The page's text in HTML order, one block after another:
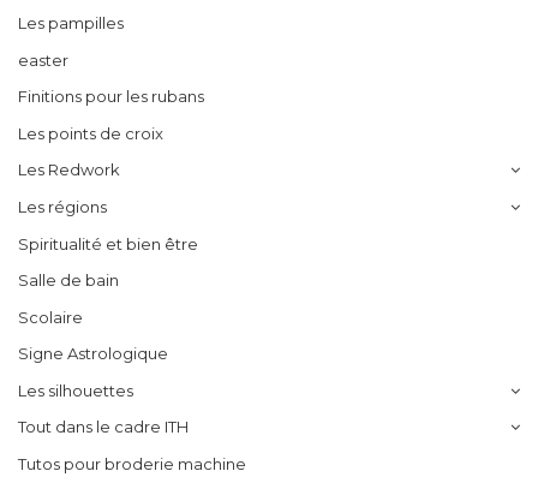
Les pampilles
easter
Finitions pour les rubans
Les points de croix
Les Redwork
Les régions
Spiritualité et bien être
Salle de bain
Scolaire
Signe Astrologique
Les silhouettes
Tout dans le cadre ITH
Tutos pour broderie machine